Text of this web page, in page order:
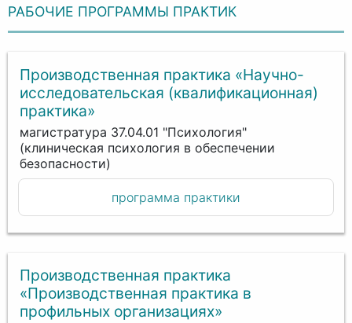
РАБОЧИЕ ПРОГРАММЫ ПРАКТИК
Производственная практика «Научно-
исследовательская (квалификационная)
практика»
магистратура 37.04.01 "Психология"
(клиническая психология в обеспечении
безопасности)
программа практики
Производственная практика
«Производственная практика в
профильных организациях»